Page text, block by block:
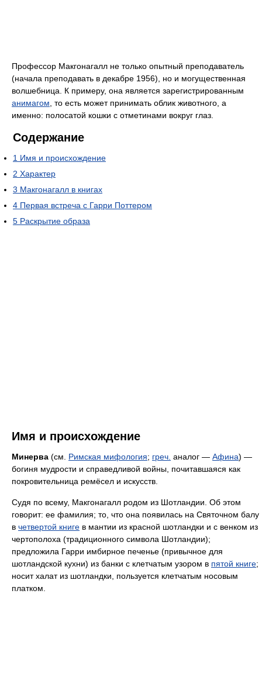
Профессор Макгонагалл не только опытный преподаватель
(начала преподавать в декабре 1956), но и могущественная
волшебница. К примеру, она является зарегистрированным
анимагом , то есть может принимать облик животного, а
именно: полосатой кошки с отметинами вокруг глаз.
Содержание
1 Имя и происхождение
2 Характер
3 Макгонагалл в книгах
4 Первая встреча с Гарри Поттером
5 Раскрытие образа
Имя и происхождение
Минерва (см. Римская мифология; греч. аналог — Афина) —
богиня мудрости и справедливой войны, почитавшаяся как
покровительница ремёсел и искусств.
Судя по всему, Макгонагалл родом из Шотландии. Об этом
говорит: ее фамилия; то, что она появилась на Святочном балу
в четвертой книге в мантии из красной шотландки и с венком из
чертополоха (традиционного символа Шотландии);
предложила Гарри имбирное печенье (привычное для
шотландской кухни) из банки с клетчатым узором в пятой книге;
носит халат из шотландки, пользуется клетчатым носовым
платком.